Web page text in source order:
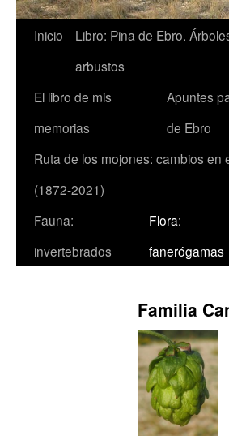
Saltar
contenido
Inicio
Libro: Pina de Ebro.
arbustos
El libro de mis
memorias
Apuntes
de Ebro
Ruta de los mojones: cambios en
(1872-2021)
Fauna:
invertebrados
Flora:
fanerógamas
Familia